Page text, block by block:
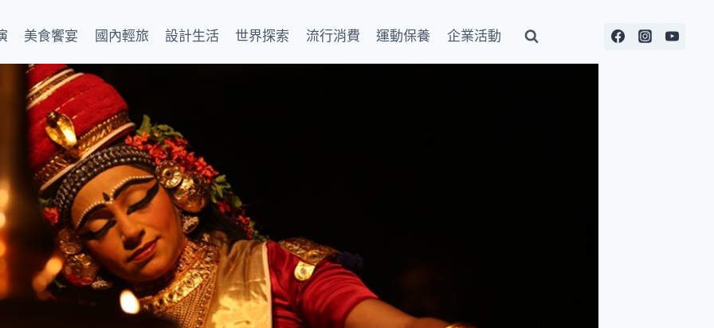
美食饗宴 國內輕旅 設計生活 世界探索 流行消費 運動保養 企業活動